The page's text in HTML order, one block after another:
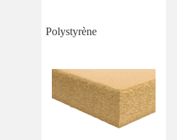
Polystyrène